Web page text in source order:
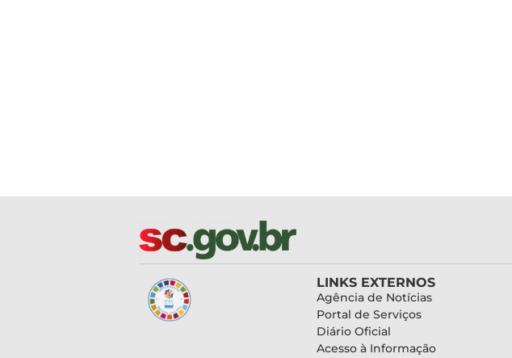
LINKS EXTERNOS
Agência de Notícias
Portal de Serviços
Diário Oficial
Acesso à Informação